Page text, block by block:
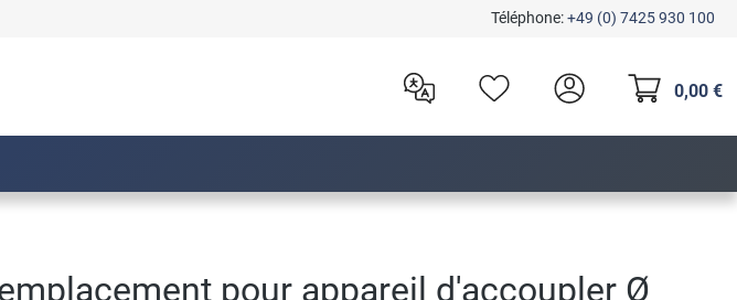
Téléphone:+49 (0) 7425 930 100
0,00 €
pour appareil d'accoupler Ø